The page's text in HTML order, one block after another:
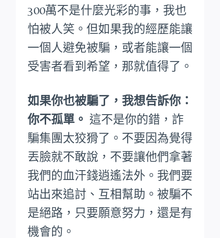
300萬不是什麼光彩的事，我也
怕被人笑。 但如果我的經歷能讓
一個人避免被騙，或者能讓一個
受害者看到希望，那就值得了。
如果你也被騙了，我想告訴你：
你不孤單。 這不是你的錯，詐
騙集團太狡猾了。不要因為覺得
丟臉就不敢說，不要讓他們拿著
我們的血汗錢逍遙法外。 我們要
站出來追討、互相幫助。被騙不
是絕路，只要願意努力，還是有
機會的。